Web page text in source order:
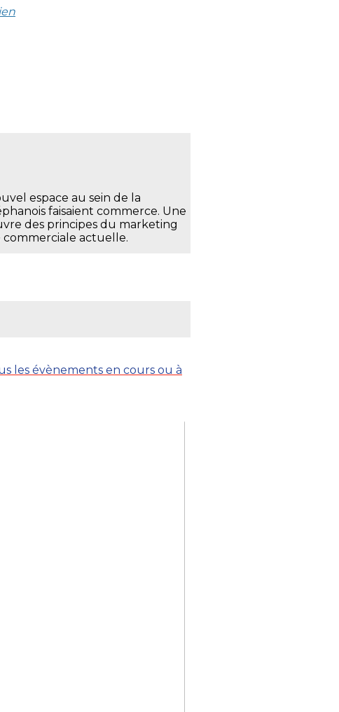
espace au sein de la
faisaient commerce. Une
des principes du marketing
commerciale actuelle.
les évènements en cours ou à